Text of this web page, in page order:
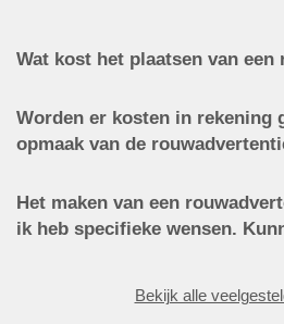
Wat kost het plaatsen van een
Worden er kosten in rekening
opmaak van de
Het maken van een
ik heb specifieke wensen.
Bekijk alle